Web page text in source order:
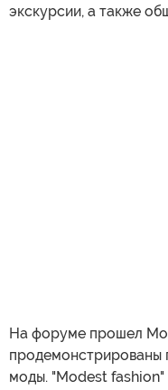
экскурсии, а также
На форуме прошел
продемонстрированы
моды. "Modest fashion"